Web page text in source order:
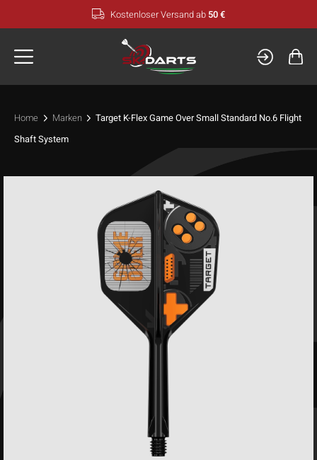
Inhalt
Kostenloser Versand ab 50 €
Home Marken
Target K-Flex Game Over Small Standard No.6 Flight
Shaft System